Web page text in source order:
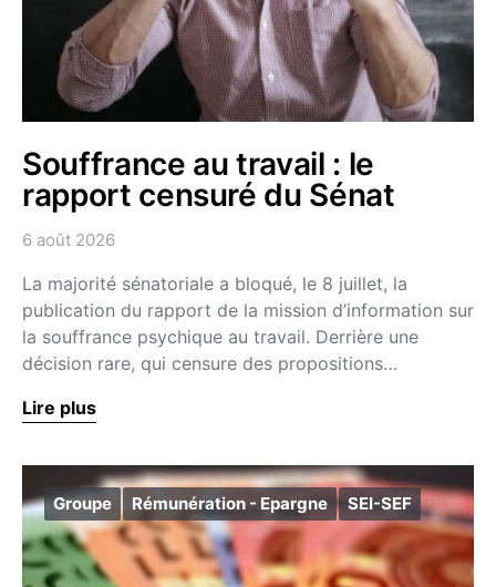
Souffrance au travail : le
rapport censuré du Sénat
6 août 2026
La majorité sénatoriale a bloqué, le 8 juillet, la
publication du rapport de la mission d’information sur
la souffrance psychique au travail. Derrière une
décision rare, qui censure des propositions…
Lire plus
Groupe Rémunération - Epargne SEI-SEF